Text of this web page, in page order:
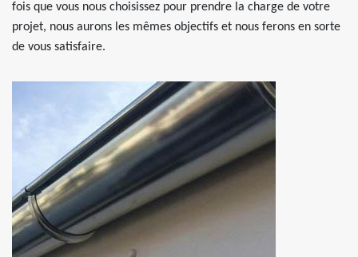
fois que vous nous choisissez pour prendre la charge de votre
projet, nous aurons les mêmes objectifs et nous ferons en sorte
de vous satisfaire.